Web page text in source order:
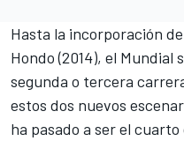
Hasta la incorporación
Hondo (2014), el Mundial
segunda o tercera
estos dos nuevos
ha pasado a ser el